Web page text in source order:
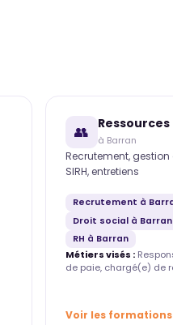
👥 à Barran
Recrutement,
SIRH, entretiens
Recrutement à
Droit social à Barran
RH à Barran
Métiers visés :
de paie, chargé(e) de
Voir les formations